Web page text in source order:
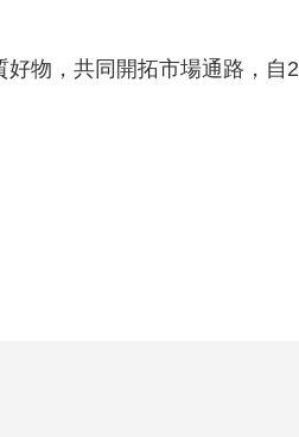
物，共同開拓市場通路，自